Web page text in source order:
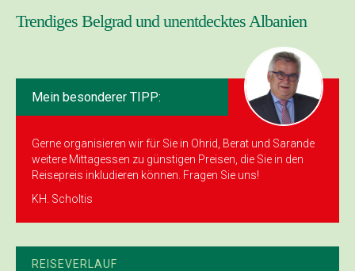
Trendiges Belgrad und unentdecktes Albanien
Mein besonderer TIPP:
Gerne organisieren wir für Sie in Ohrid, Berat und Sarande
weitere Mittagessen zu günstigen Preisen, die Sie in den
Reisepreis inkludieren können. Fragen Sie uns!
KH. Scholtis
REISEVERLAUF